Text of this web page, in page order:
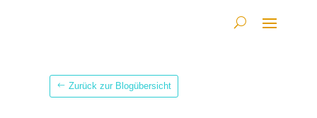
Zurück zur Blogübersicht